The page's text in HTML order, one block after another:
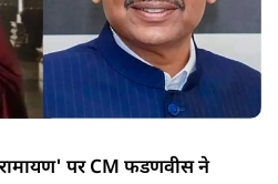
पर CM फडणवीस ने